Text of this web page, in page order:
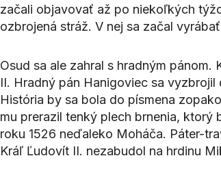
začali objavovať až po niekoľkých
ozbrojená stráž. V nej sa začal
Osud sa ale zahral s hradným
II. Hradný pán Hanigoviec sa
História by sa bola do písmena
mu prerazil tenký plech brnenia, ktorý
roku 1526 neďaleko Moháča. Páter-
Kráľ Ľudovít II. nezabudol na hrdinu